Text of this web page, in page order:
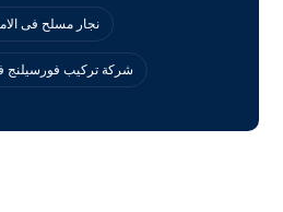
نجار مسلح فى
‏شركة تركيب فورسيلنج